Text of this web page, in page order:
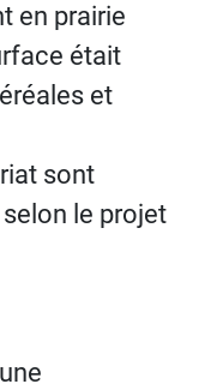
en prairie
était
et
sont
le projet